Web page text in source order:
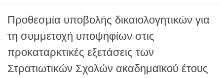
Προθεσμία υποβολής δικαιολογητικών για
τη συμμετοχή υποψηφίων στις
προκαταρκτικές εξετάσεις των
Στρατιωτικών Σχολών ακαδημαϊκού έτους